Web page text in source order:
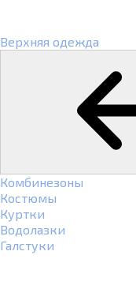
Верхняя одежда
Комбинезоны
Костюмы
Куртки
Водолазки
Галстуки